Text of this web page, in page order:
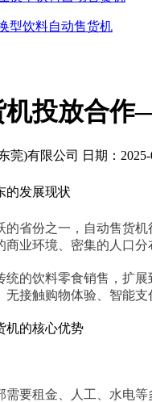
型饮料自动售货机
机投放合
莞)有限公司 日期：
的发展现状
的省份之一，自动售货
业环境、密集的人口分
统的饮料零食销售，扩
无接触购物体验、智能
机的核心优势
需要租金、人工、水电